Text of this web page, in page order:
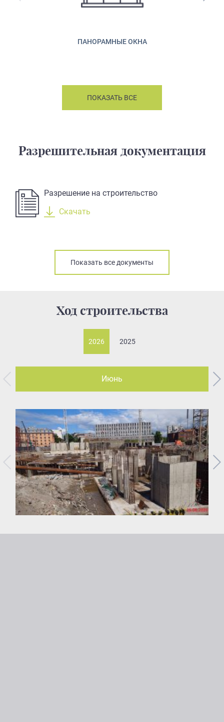
ПАНОРАМНЫЕ ОКНА
ПОКАЗАТЬ ВСЕ
Разрешительная документация
Разрешение на строительство
Скачать
Показать все документы
Ход строительства
2026 2025
Июнь